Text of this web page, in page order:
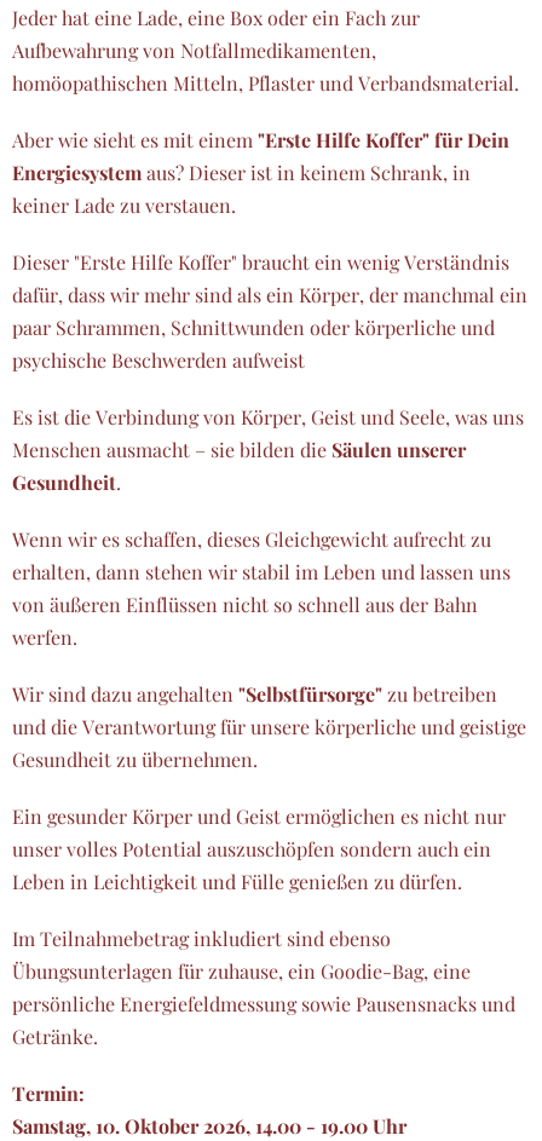
Jeder hat eine Lade, eine Box oder ein Fach zur
Aufbewahrung von Notfallmedikamenten,
homöopathischen Mitteln, Pflaster und Verbandsmaterial.
Aber wie sieht es mit einem"Erste Hilfe Koffer" für Dein
Energiesystemaus? Dieser ist in keinem Schrank, in
keiner Lade zu verstauen.
Dieser "Erste Hilfe Koffer" braucht ein wenig Verständnis
dafür, dass wir mehr sind als ein Körper, der manchmal ein
paar Schrammen, Schnittwunden oder körperliche und
psychische Beschwerden aufweist
Es ist die Verbindung von Körper, Geist und Seele, was uns
Menschen ausmacht – sie bilden die Säulen unserer
Gesundheit.
Wenn wir es schaffen, dieses Gleichgewicht aufrecht zu
erhalten, dann stehen wir stabil im Leben und lassen uns
von äußeren Einflüssen nicht so schnell aus der Bahn
werfen.
Wir sind dazu angehalten "Selbstfürsorge"zu betreiben
und die Verantwortung für unsere körperliche und geistige
Gesundheit zu übernehmen.
Ein gesunder Körper und Geist ermöglichen es nicht nur
unser volles Potential auszuschöpfen sondern auch ein
Leben in Leichtigkeit und Fülle genießen zu dürfen.
Im Teilnahmebetrag inkludiert sind ebenso
Übungsunterlagen für zuhause, ein Goodie-Bag, eine
persönliche Energiefeldmessung sowie Pausensnacks und
Getränke.
Termin:
Samstag, 10. Oktober 2026, 14.00 - 19.00 Uhr